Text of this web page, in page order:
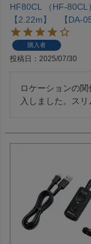
HF80CL （HF-
【2.22m】 【DA-
購入者
投稿日 2025/07/30
ロケーションの
入しました。スリ